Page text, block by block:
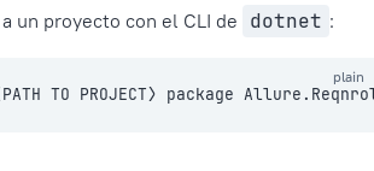
un proyecto con el CLI de dotnet :
plain
TO PROJECT⟩ package